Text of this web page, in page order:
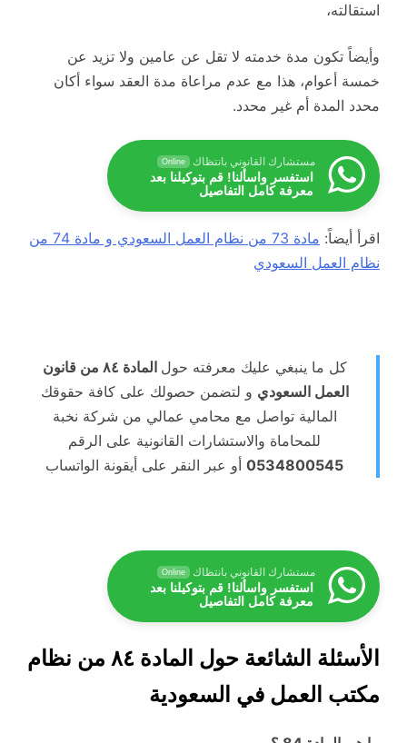
استقالته،
وأيضاً تكون مدة خدمته لا تقل عن عامين ولا تزيد عن
خمسة أعوام، هذا مع عدم مراعاة مدة العقد سواء أكان
محدد المدة أم غير محدد.
مستشارك القانوني بانتظاك Online
استفسر واسألنا! قم بتوكيلنا بعد
معرفة كامل التفاصيل
اقرأ أيضاً:
مادة 73 من نظام العمل السعودي و مادة 74 من
نظام العمل السعودي
كل ما ينبغي عليك معرفته حول
المادة ٨٤ من قانون
العمل السعودي و لتضمن حصولك على كافة حقوقك
المالية تواصل مع محامي عمالي من شركة نخبة
للمحاماة والاستشارات القانونية على الرقم
0534800545 أو عبر النقر على أيقونة الواتساب
مستشارك القانوني بانتظاك Online
استفسر واسألنا! قم بتوكيلنا بعد
معرفة كامل التفاصيل
الأسئلة الشائعة حول المادة ٨٤ من نظام
مكتب العمل في السعودية